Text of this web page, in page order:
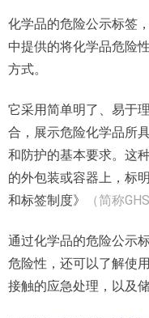
化学品的危险公示标签
中提供的将化学品危险
方式。
它采用简单明了、易于
合，展示危险化学品所
和防护的基本要求。这
的外包装或容器上，标
和标签制度》
（简称GHS
通过化学品的危险公示
危险性，还可以了解使
接触的应急处理，以及